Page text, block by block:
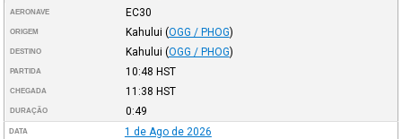
AERONAVE EC30
ORIGEM Kahului (OGG / PHOG)
DESTINO Kahului (OGG / PHOG)
PARTIDA 10:48 HST
CHEGADA 11:38 HST
DURAÇÃO 0:49
DATA 1 de Ago de 2026